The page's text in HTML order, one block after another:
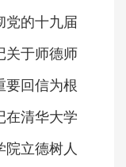
党的十九届
关于师德师
要回信为根
在清华大学
院立德树人